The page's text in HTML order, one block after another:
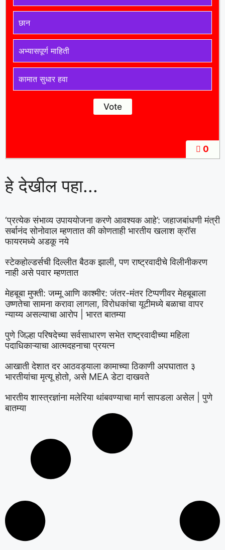
0
छान
अभ्यासपूर्ण माहिती
कामात सुधार हवा
हे देखील पहा...
‘प्रत्येक संभाव्य उपाययोजना करणे आवश्यक आहे’: जहाजबांधणी मंत्री
सर्बानंद सोनोवाल म्हणतात की कोणताही भारतीय खलाश क्रॉस
फायरमध्ये अडकू नये
स्टेकहोल्डर्सची दिल्लीत बैठक झाली, पण राष्ट्रवादीचे विलीनीकरण
नाही असे पवार म्हणतात
मेहबूबा मुफ्ती: जम्मू आणि काश्मीर: जंतर-मंतर टिप्पणीवर मेहबूबाला
उष्णतेचा सामना करावा लागला, विरोधकांचा यूटीमध्ये बळाचा वापर
न्याय्य असल्याचा आरोप | भारत बातम्या
पुणे जिल्हा परिषदेच्या सर्वसाधारण सभेत राष्ट्रवादीच्या महिला
पदाधिकाऱ्याचा आत्मदहनाचा प्रयत्न
आखाती देशात दर आठवड्याला कामाच्या ठिकाणी अपघातात ३
भारतीयांचा मृत्यू होतो, असे MEA डेटा दाखवते
भारतीय शास्त्रज्ञांना मलेरिया थांबवण्याचा मार्ग सापडला असेल | पुणे
बातम्या